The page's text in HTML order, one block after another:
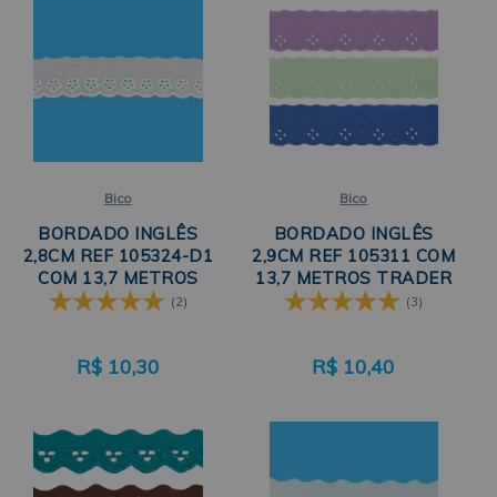
Enxovais e roupas de cama
Decoração de almofadas, cortinas e jogos americanos
Artesanato com feltro ou tecido
Acabamentos que agregam valor ao seu produto
Um barrado bordado, uma renda delicada ou um galão com brilho sutil
podem:
Aumentar o ticket médio de venda
Transmitir cuidado, exclusividade e sofisticação
Por isso,trabalhar com bons acabamentos é uma estratégia comercial
inteligente — e a Oeste Bráz Aviamentos te ajuda a fazer isso com
qualidade, variedade e ótimo custo-benefício.
Bico
BORDADO INGLÊS
2,8CM REF 105324-D1
COM 13,7 METROS
TRADER
(2)
R$ 10,30
Bico
BORDADO INGLÊS
2,9CM REF 105311 COM
13,7 METROS TRADER
(3)
R$ 10,40